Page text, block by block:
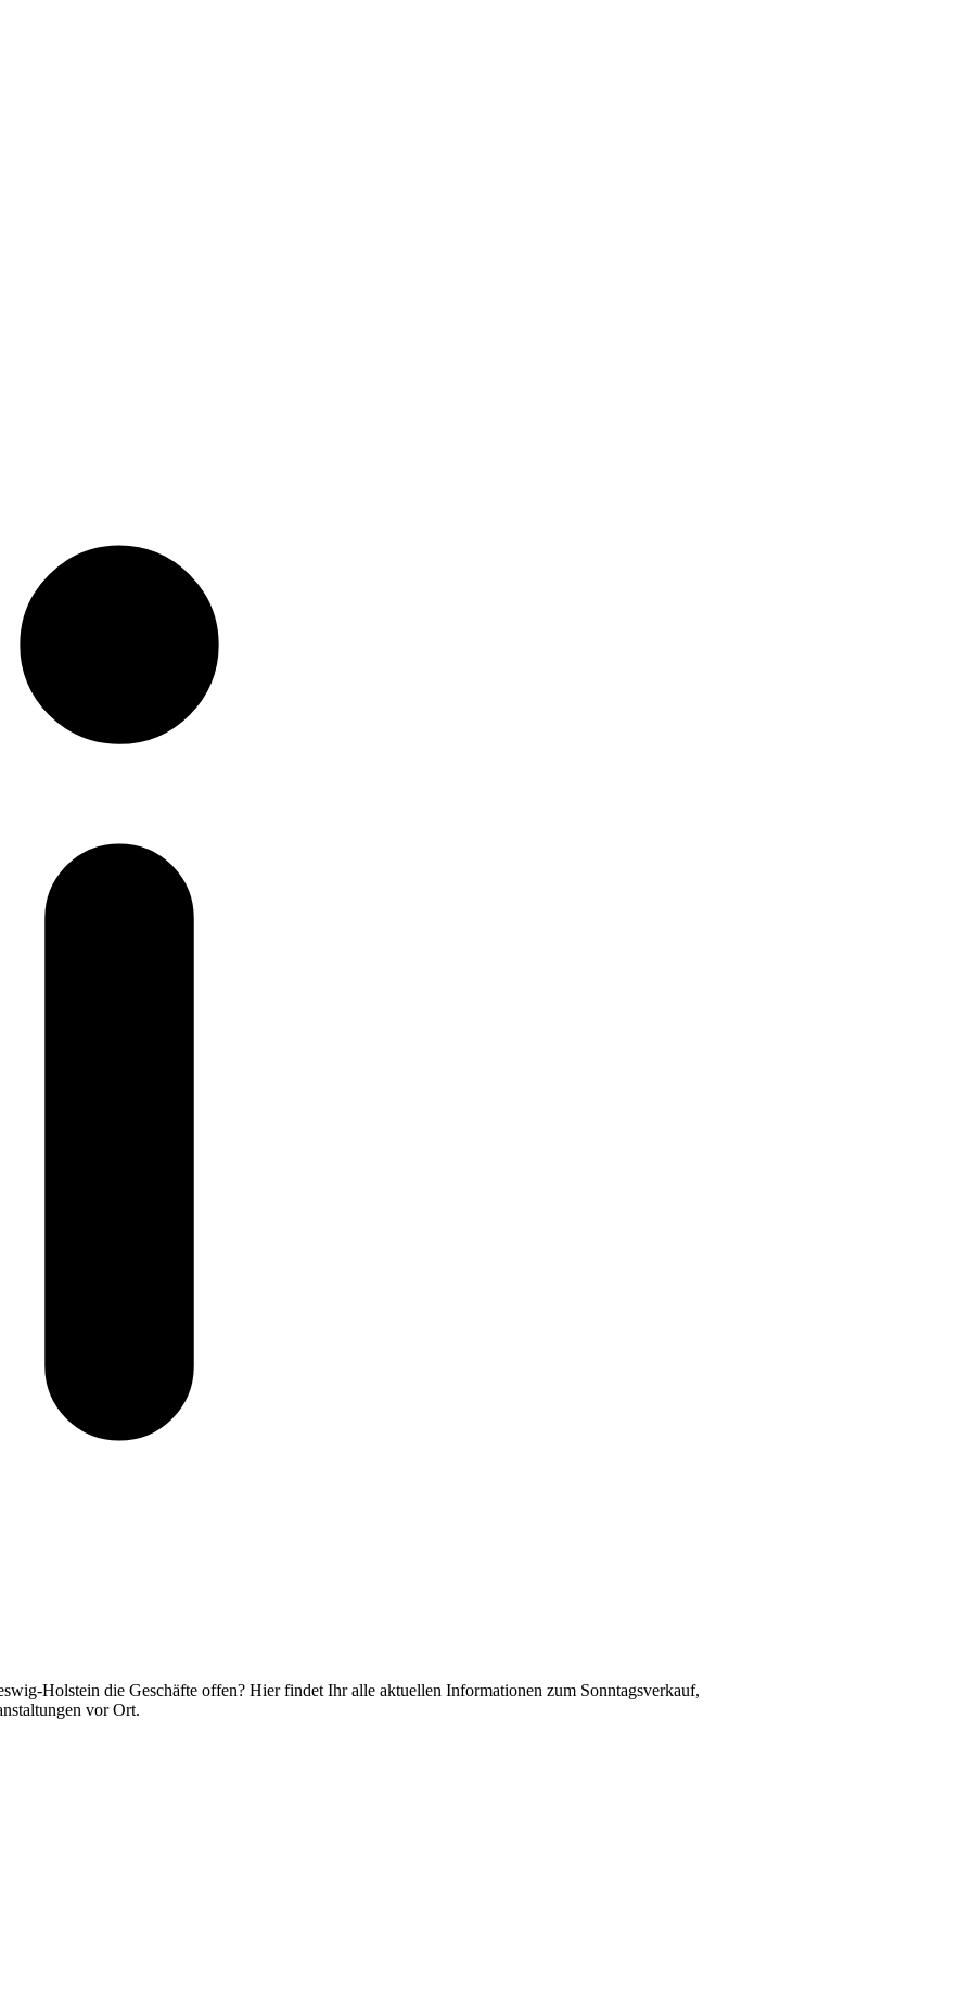
Holstein die Geschäfte offen? Hier findet Ihr alle aktuellen Informationen zum Sonntagsverkauf,
vor Ort.